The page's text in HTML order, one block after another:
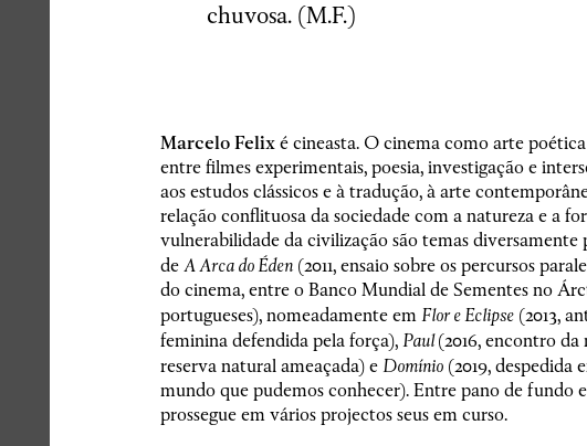
chuvosa. (M.F.)
Marcelo Felixé cineasta. O cinema como arte
entre filmes experimentais, poesia, investigação e
aos estudos clássicos e à tradução, à arte
relação conflituosa da sociedade com a natureza e a
vulnerabilidade da civilização são temas diversamente
de A Arca do Éden (2011, ensaio sobre os percursos
do cinema, entre o Banco Mundial de Sementes no
portugueses), nomeadamente em Flor e Eclipse (2013,
feminina defendida pela força), Paul(2016, encontro
reserva natural ameaçada) e Domínio (2019, despedida
mundo que pudemos conhecer). Entre pano de fundo
prossegue em vários projectos seus em curso.